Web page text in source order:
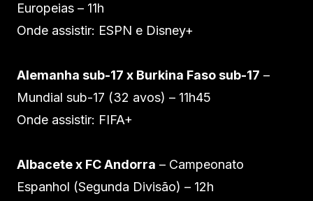
Europeias – 11h
Onde assistir: ESPN e Disney+
Alemanha sub-17 x Burkina Faso sub-17 –
Mundial sub-17 (32 avos) – 11h45
Onde assistir: FIFA+
Albacete x FC Andorra – Campeonato
Espanhol (Segunda Divisão) – 12h